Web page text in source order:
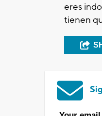
eres
tienen